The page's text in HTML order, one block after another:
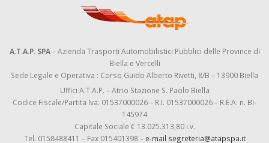
A.T.A.P. SPA– Azienda Trasporti Automobilistici Pubblici delle Province di
Biella e Vercelli
Sede Legale e Operativa : Corso Guido Alberto Rivetti, 8/B – 13900 Biella
Uffici A.T.A.P. – Atrio Stazione S. Paolo Biella
Codice Fiscale/Partita Iva: 01537000026 – R.I. 01537000026 – R.E.A. n. BI-
145974
Capitale Sociale € 13.025.313,80 i.v.
Tel. 0158488411 – Fax 015401398 – e-mail segreteria@atapspa.it